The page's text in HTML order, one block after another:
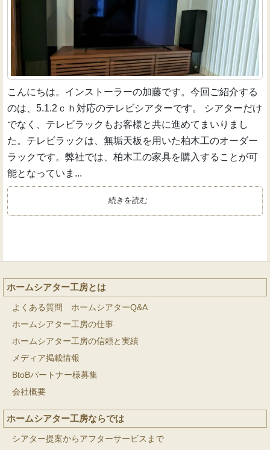
こんにちは。インストーラーの加藤です。今回ご紹介する
のは、5.1.2ｃｈ対応のテレビシアターです。 シアターだけ
でなく、テレビラックもお客様と共に進めてまいりまし
た。テレビラックは、無垢天板を用いた柏木工のオーダー
ラックです。弊社では、柏木工の家具を購入することが可
能となっていま...
続きを読む
ホームシアター工房とは
よくある質問 ホームシアターQ&A
ホームシアター工房の仕事
ホームシアター工房の信頼と実績
メディア掲載情報
BtoBパートナー様募集
会社概要
ホームシアター工房ならでは
シアター提案からアフターサービスまで